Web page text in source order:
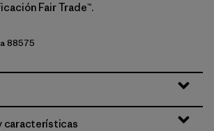
Fair Trade™.
88575
características